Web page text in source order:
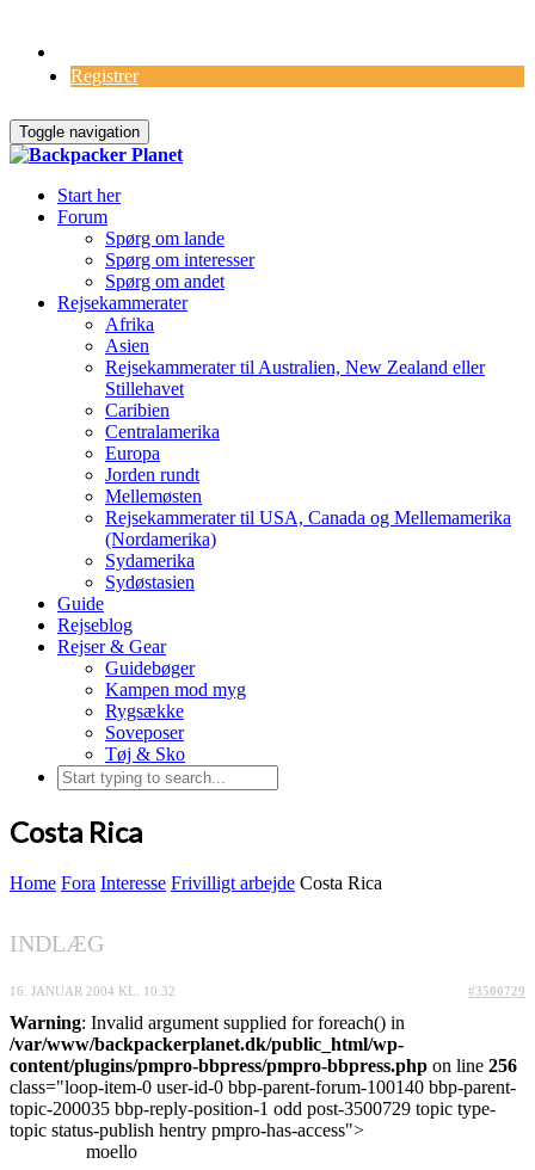
Registrer
Toggle navigation
Start her
Forum
Spørg om lande
Spørg om interesser
Spørg om andet
Rejsekammerater
Afrika
Asien
Rejsekammerater til Australien, New Zealand eller
Stillehavet
Caribien
Centralamerika
Europa
Jorden rundt
Mellemøsten
Rejsekammerater til USA, Canada og Mellemamerika
(Nordamerika)
Sydamerika
Sydøstasien
Guide
Rejseblog
Rejser & Gear
Guidebøger
Kampen mod myg
Rygsække
Soveposer
Tøj & Sko
Costa Rica
Home Fora Interesse Frivilligt arbejde Costa Rica
INDLÆG
16. JANUAR 2004 KL. 10:32 #3500729
Warning: Invalid argument supplied for foreach() in
/var/www/backpackerplanet.dk/public_html/wp-
content/plugins/pmpro-bbpress/pmpro-bbpress.php on line 256
class="loop-item-0 user-id-0 bbp-parent-forum-100140 bbp-parent-
topic-200035 bbp-reply-position-1 odd post-3500729 topic type-
topic status-publish hentry pmpro-has-access">
moello